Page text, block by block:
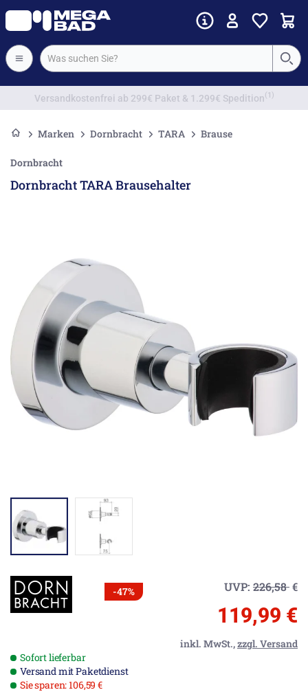
Vorkassenrabatt
Marken Dornbracht TARA Brause
Dornbracht
Dornbracht TARA Brausehalter
-47% UVP: 226,58€
119,99 €
inkl. MwSt.,zzgl. Versand
Sofort lieferbar
Versand mit Paketdienst
Sie sparen: 106,59 €